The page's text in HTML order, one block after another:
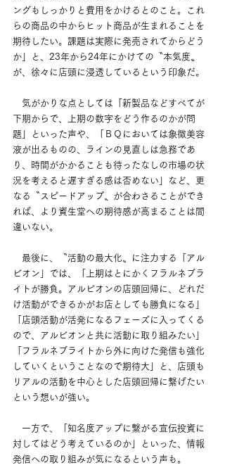
ングもしっかりと費用をかけるとのこと。これ
らの商品の中からヒット商品が生まれることを
期待したい。課題は実際に発売されてからどう
か」と、23年から24年にかけての〝本気度〟
が、徐々に店頭に浸透しているという印象だ。
気がかりな点としては「新製品などすべてが
下期からで、上期の数字をどう作るのかが問
題」といった声や、「ＢＱにおいては象徴美容
液が出るものの、ラインの見直しは急務であ
り、時間がかかることも待ったなしの市場の状
況を考えると遅すぎる感は否めない」など、更
なる〝スピードアップ〟が合わさることができ
れば、より資生堂への期待感が高まることは間
違いない。
最後に、〝活動の最大化〟に注力する「アル
ビオン」では、「上期はとにかくフラルネブラ
イトが勝負。アルビオンの店頭回帰に、どれだ
け活動ができるかがお店としても勝負になる」
「店頭活動が活発になるフェーズに入ってくる
ので、アルビオンと共に活動に取り組みたい」
「フラルネブライトから外に向けた発信も強化
していくということなので期待大」と、店頭も
リアルの活動を中心とした店頭回帰に繋げたい
という想いが強い。
一方で、「知名度アップに繋がる宣伝投資に
対してはどう考えているのか」といった、情報
発信への取り組みが気になるという声も。